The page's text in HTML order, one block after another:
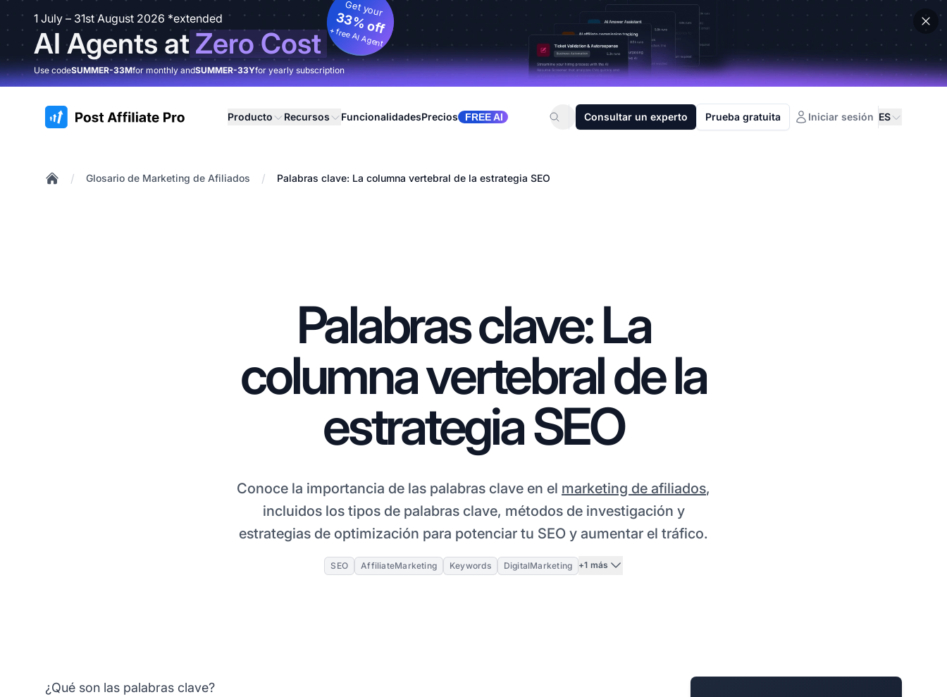
1 July – 31st August 2026 *extended
AI Agents atZero Cost
Get your
33% off
+ free AI Agent
Use codeSUMMER-33Mfor monthly andSUMMER-33Yfor yearly subscription
:site.title Producto Recursos FuncionalidadesPrecios FREE AI Consultar un experto Prueba gratuita Iniciar sesión ES
/ Glosario de Marketing de Afiliados / Palabras clave: La columna vertebral de la estrategia SEO
Palabras clave: La
columna vertebral de la
estrategia SEO
Conoce la importancia de las palabras clave en el marketing de afiliados,
incluidos los tipos de palabras clave, métodos de investigación y
estrategias de optimización para potenciar tu SEO y aumentar el tráfico.
SEO AffiliateMarketing Keywords DigitalMarketing +1 más
¿Qué son las palabras clave?